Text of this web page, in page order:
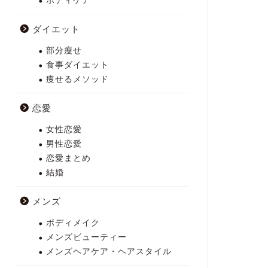
ダイエット
部分瘦せ
食事ダイエット
痩せるメソッド
恋愛
女性恋愛
男性恋愛
恋愛まとめ
結婚
メンズ
ボディメイク
メンズビューティー
メンズヘアケア・ヘアスタイル